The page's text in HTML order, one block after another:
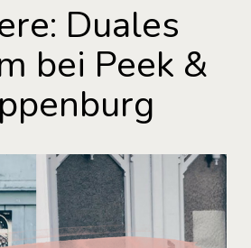
Duales
bei Peek &